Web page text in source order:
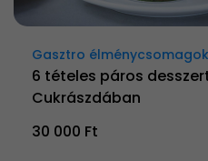
Gasztro élménycsomagok
6 tételes páros
Cukrászdában
30 000 Ft